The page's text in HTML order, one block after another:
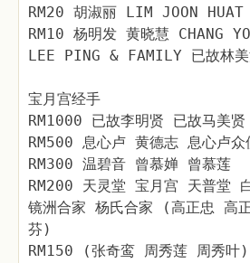
RM20 胡淑丽 LIM JOON
RM10 杨明发 黄晓慧 CHANG
LEE PING & FAMILY 已故林美
宝月宫经手
RM1000 已故李明贤 已故马美贤
RM500 息心卢 黄德志 息心卢众
RM300 温碧音 曾慕婵 曾慕莲
RM200 天灵堂 宝月宫 天普堂
镜洲合家 杨氏合家 (高正忠 高
芬)
RM150 (张奇鸾 周秀莲 周秀叶)